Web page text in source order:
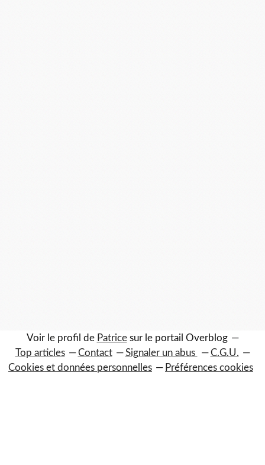
Voir le profil de Patricesur le portail Overblog
Top articles
Contact Signaler un abus
C.G.U.
Cookies et données personnelles
Préférences cookies